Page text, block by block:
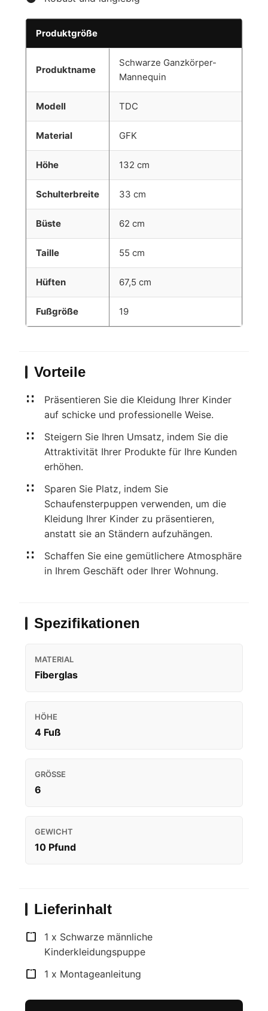
Produktgröße
Produktname
Schwarze Ganzkörper-
Mannequin
Modell TDC
Material GFK
Höhe 132 cm
Schulterbreite 33 cm
Büste 62 cm
Taille 55 cm
Hüften 67,5 cm
Fußgröße 19
Vorteile
Präsentieren Sie die Kleidung Ihrer Kinder
auf schicke und professionelle Weise.
Steigern Sie Ihren Umsatz, indem Sie die
Attraktivität Ihrer Produkte für Ihre Kunden
erhöhen.
Sparen Sie Platz, indem Sie
Schaufensterpuppen verwenden, um die
Kleidung Ihrer Kinder zu präsentieren,
anstatt sie an Ständern aufzuhängen.
Schaffen Sie eine gemütlichere Atmosphäre
in Ihrem Geschäft oder Ihrer Wohnung.
Spezifikationen
MATERIAL
Fiberglas
HÖHE
4 Fuß
GRÖSSE
6
GEWICHT
10 Pfund
Lieferinhalt
1 x Schwarze männliche
Kinderkleidungspuppe
1 x Montageanleitung